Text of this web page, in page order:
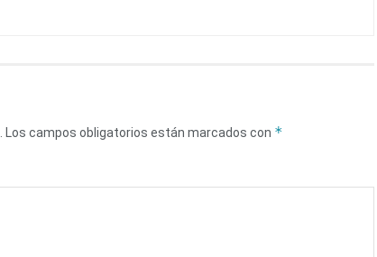
Los campos obligatorios están marcados con *